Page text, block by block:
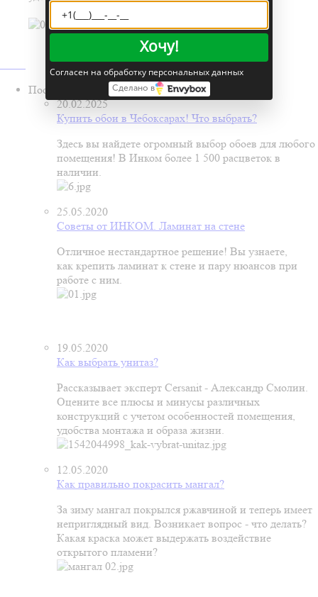
Последние статьи
20.02.2025
Купить обои в Чебоксарах! Что выбрать?
Здесь вы найдете огромный выбор обоев для любого
помещения! В Инком более 1 500 расцветок в
наличии.
25.05.2020
Советы от ИНКОМ. Ламинат на стене
Отличное нестандартное решение! Вы узнаете,
как крепить ламинат к стене и пару нюансов при
работе с ним.
19.05.2020
Как выбрать унитаз?
Рассказывает эксперт Cersanit - Александр Смолин.
Оцените все плюсы и минусы различных
конструкций с учетом особенностей помещения,
удобства монтажа и образа жизни.
12.05.2020
Как правильно покрасить мангал?
За зиму мангал покрылся ржавчиной и теперь имеет
неприглядный вид. Возникает вопрос - что делать?
Какая краска может выдержать воздействие
открытого пламени?
Хочу!
Согласен на обработку персональных данных
Сделано в